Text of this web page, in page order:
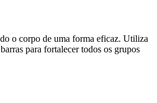
o corpo de uma forma eficaz. Utiliza
para fortalecer todos os grupos